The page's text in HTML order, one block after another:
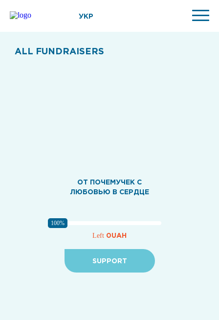
УКР
ALL FUNDRAISERS
ОТ ПОЧЕМУЧЕК С
ЛЮБОВЬЮ В СЕРДЦЕ
100%
Left 0UAH
SUPPORT